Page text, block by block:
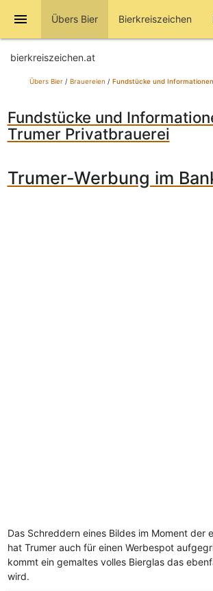
menu Übers Bier Bierkreiszeichen
bierkreiszeichen.at
Übers Bier/ Brauereien / Fundstücke und
Fundstücke und
Trumer Privatbrauerei
Trumer-Werbung im
Das Schreddern eines Bildes im Moment der
hat Trumer auch für einen Werbespot
kommt ein gemaltes volles Bierglas das
wird.